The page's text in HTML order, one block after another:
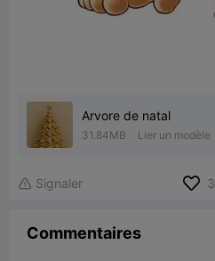
Arvore de natal
31.84MB Lier un modèle
 Signaler 3
Commentaires